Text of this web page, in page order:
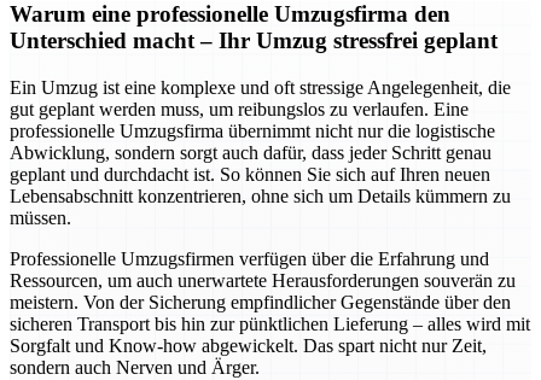
Warum eine professionelle Umzugsfirma den
Unterschied macht – Ihr Umzug stressfrei geplant
Ein Umzug ist eine komplexe und oft stressige Angelegenheit, die
gut geplant werden muss, um reibungslos zu verlaufen. Eine
professionelle Umzugsfirma übernimmt nicht nur die logistische
Abwicklung, sondern sorgt auch dafür, dass jeder Schritt genau
geplant und durchdacht ist. So können Sie sich auf Ihren neuen
Lebensabschnitt konzentrieren, ohne sich um Details kümmern zu
müssen.
Professionelle Umzugsfirmen verfügen über die Erfahrung und
Ressourcen, um auch unerwartete Herausforderungen souverän zu
meistern. Von der Sicherung empfindlicher Gegenstände über den
sicheren Transport bis hin zur pünktlichen Lieferung – alles wird mit
Sorgfalt und Know-how abgewickelt. Das spart nicht nur Zeit,
sondern auch Nerven und Ärger.